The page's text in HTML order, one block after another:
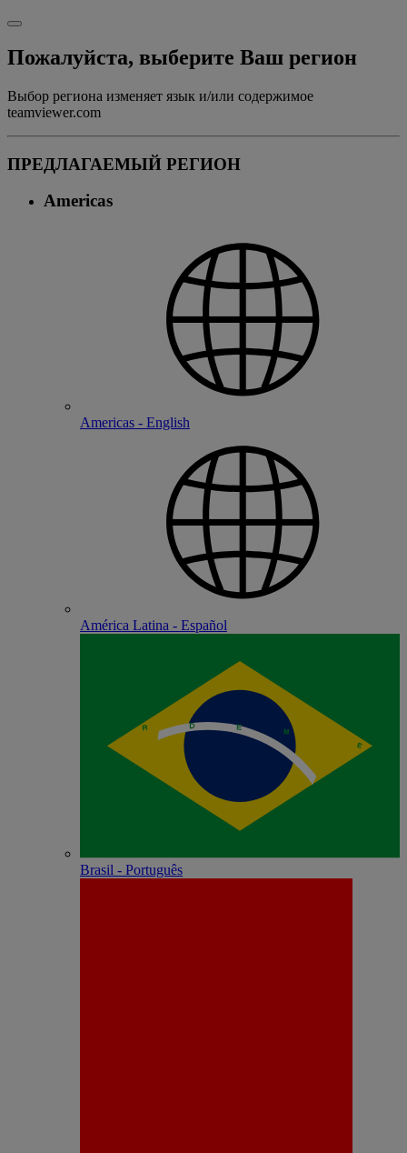
Пожалуйста, выберите Ваш регион
Выбор региона изменяет язык и/или содержимое
teamviewer.com
ПРЕДЛАГАЕМЫЙ РЕГИОН
Americas
Americas - English
América Latina - Español
Brasil - Português